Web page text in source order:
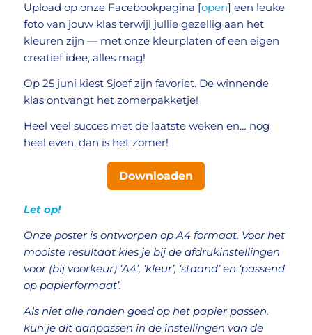
Upload op onze Facebookpagina [open] een leuke
foto van jouw klas terwijl jullie gezellig aan het
kleuren zijn — met onze kleurplaten of een eigen
creatief idee, alles mag!
Op 25 juni kiest Sjoef zijn favoriet. De winnende
klas ontvangt het zomerpakketje!
Heel veel succes met de laatste weken en… nog
heel even, dan is het zomer!
Downloaden
Let op!
Onze poster is ontworpen op A4 formaat. Voor het
mooiste resultaat kies je bij de afdrukinstellingen
voor (bij voorkeur) ‘A4’, ‘kleur’, ‘staand’ en ‘passend
op papierformaat’.
Als niet alle randen goed op het papier passen,
kun je dit aanpassen in de instellingen van de